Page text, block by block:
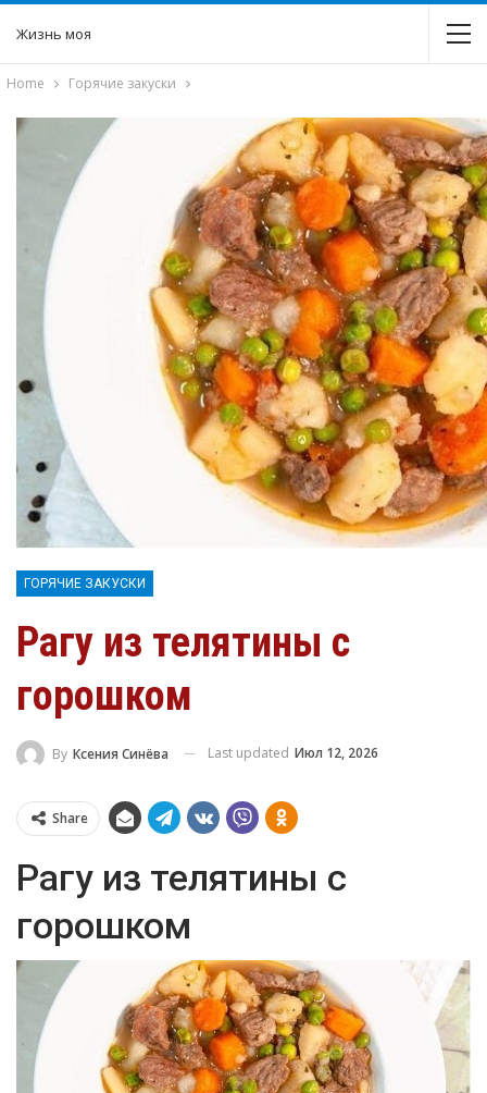
Жизнь моя
Home Горячие закуски
ГОРЯЧИЕ ЗАКУСКИ
Рагу из телятины с
горошком
By Ксения Синёва Last updated Июл 12, 2026
Share
Рагу из телятины с
горошком